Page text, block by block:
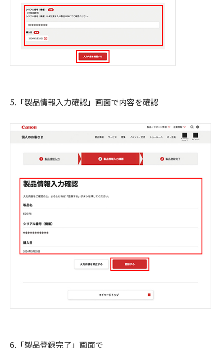
5.「製品情報入力確認」画面で内容を確認
6.「製品登録完了」画面で